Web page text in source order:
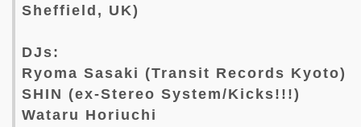
Sheffield, UK)
DJs:
Ryoma Sasaki (Transit Records Kyoto)
SHIN (ex-Stereo System/Kicks!!!)
Wataru Horiuchi